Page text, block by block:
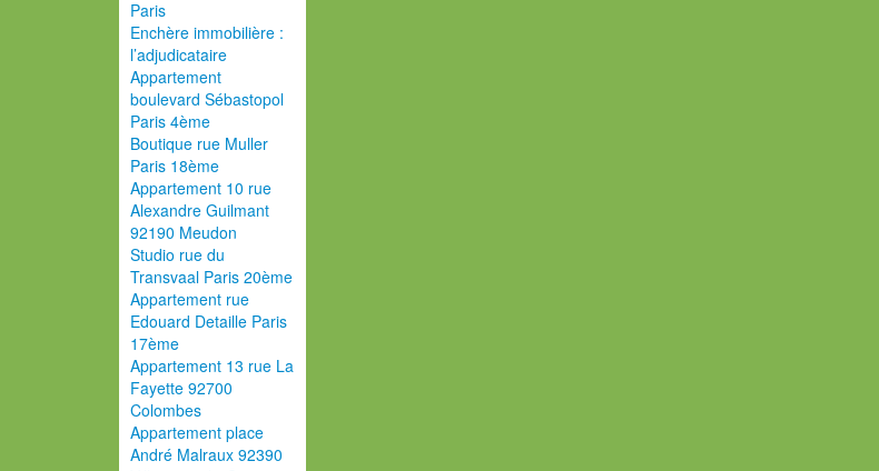
Paris
Enchère immobilière :
l’adjudicataire
Appartement
boulevard Sébastopol
Paris 4ème
Boutique rue Muller
Paris 18ème
Appartement 10 rue
Alexandre Guilmant
92190 Meudon
Studio rue du
Transvaal Paris 20ème
Appartement rue
Edouard Detaille Paris
17ème
Appartement 13 rue La
Fayette 92700
Colombes
Appartement place
André Malraux 92390